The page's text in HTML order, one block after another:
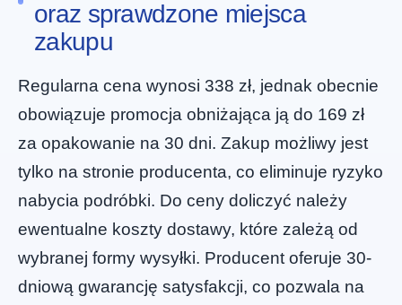
oraz sprawdzone miejsca
zakupu
Regularna cena wynosi 338 zł, jednak obecnie
obowiązuje promocja obniżająca ją do 169 zł
za opakowanie na 30 dni. Zakup możliwy jest
tylko na stronie producenta, co eliminuje ryzyko
nabycia podróbki. Do ceny doliczyć należy
ewentualne koszty dostawy, które zależą od
wybranej formy wysyłki. Producent oferuje 30-
dniową gwarancję satysfakcji, co pozwala na